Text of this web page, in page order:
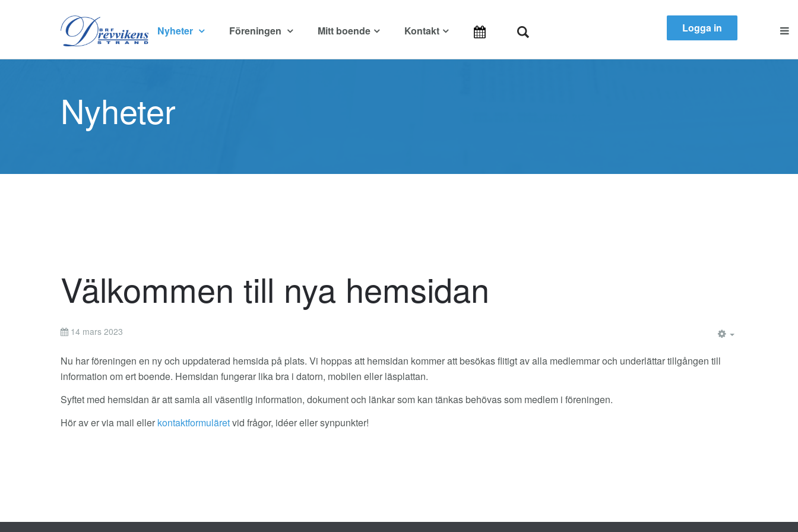
Nyheter Föreningen Mitt boende Kontakt Logga in
Nyheter
Välkommen till nya hemsidan
14 mars 2023
Nu har föreningen en ny och uppdaterad hemsida på plats. Vi hoppas att hemsidan kommer att besökas flitigt av alla medlemmar och underlättar tillgången till
information om ert boende. Hemsidan fungerar lika bra i datorn, mobilen eller läsplattan.
Syftet med hemsidan är att samla all väsentlig information, dokument och länkar som kan tänkas behövas som medlem i föreningen.
Hör av er via mail eller kontaktformuläretvid frågor, idéer eller synpunkter!